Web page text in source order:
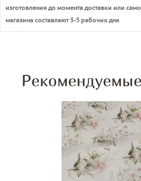
изготовления до момента доставки или
магазина составляют 3-5 рабочих дня